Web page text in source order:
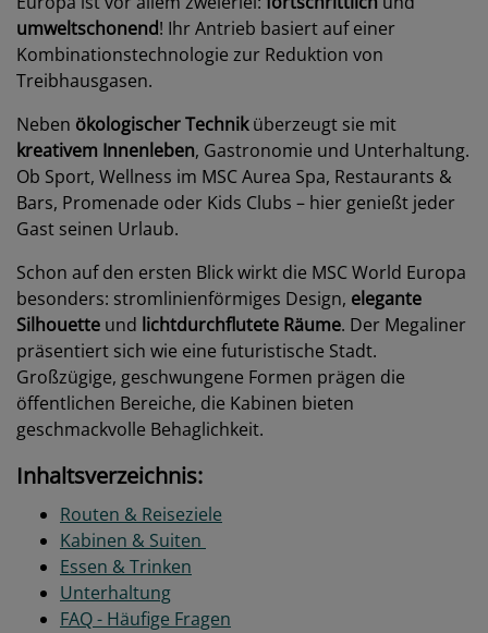
umweltschonend! Ihr Antrieb basiert auf einer
Kombinationstechnologie zur Reduktion von
Treibhausgasen.
Neben ökologischer Techniküberzeugt sie mit
kreativem Innenleben, Gastronomie und Unterhaltung.
Ob Sport, Wellness im MSC Aurea Spa, Restaurants &
Bars, Promenade oder Kids Clubs – hier genießt jeder
Gast seinen Urlaub.
Schon auf den ersten Blick wirkt die MSC World Europa
besonders: stromlinienförmiges Design, elegante
Silhouette und lichtdurchflutete Räume. Der Megaliner
präsentiert sich wie eine futuristische Stadt.
Großzügige, geschwungene Formen prägen die
öffentlichen Bereiche, die Kabinen bieten
geschmackvolle Behaglichkeit.
Inhaltsverzeichnis:
Routen & Reiseziele
Kabinen & Suiten
Essen & Trinken
Unterhaltung
FAQ - Häufige Fragen